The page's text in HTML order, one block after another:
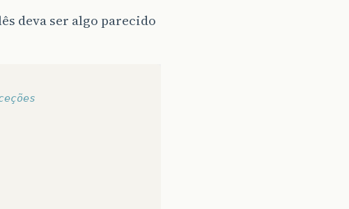
deva ser algo parecido